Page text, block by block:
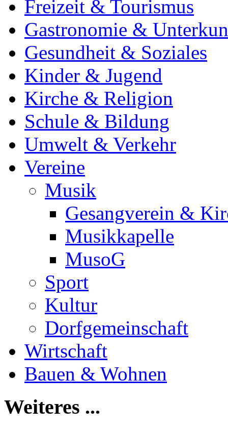
Freizeit & Tourismus
Gastronomie &
Gesundheit & Soziales
Kinder & Jugend
Kirche & Religion
Schule & Bildung
Umwelt & Verkehr
Vereine
Musik
Gesangverein &
Musikkapelle
MusoG
Sport
Kultur
Dorfgemeinschaft
Wirtschaft
Bauen & Wohnen
Weiteres ...